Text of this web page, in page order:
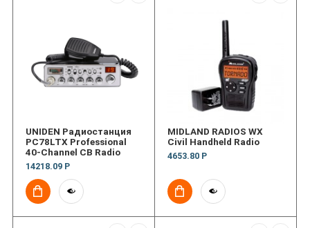
UNIDEN Радиостанция
PC78LTX Professional
40-Channel CB Radio
14218.09 Р
MIDLAND RADIOS WX
Civil Handheld Radio
4653.80 Р